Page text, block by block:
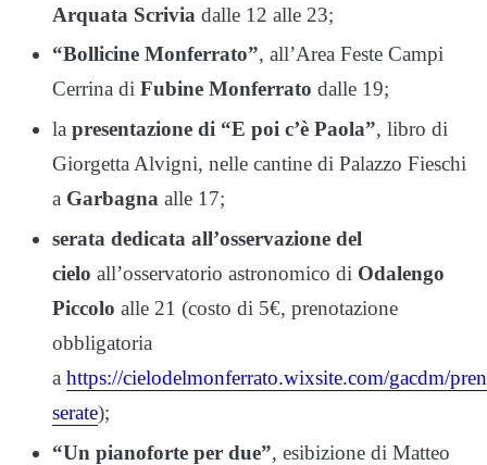
Arquata Scrivia dalle 12 alle 23;
“Bollicine Monferrato”, all’Area Feste Campi
Cerrina di Fubine Monferrato dalle 19;
la presentazione di “E poi c’è Paola”, libro di
Giorgetta Alvigni, nelle cantine di Palazzo Fieschi
a Garbagna alle 17;
serata dedicata all’osservazione del
cielo all’osservatorio astronomico di Odalengo
Piccolo alle 21 (costo di 5€, prenotazione
obbligatoria
a https://cielodelmonferrato.wixsite.com/gacdm/
serate);
“Un pianoforte per due”, esibizione di Matteo